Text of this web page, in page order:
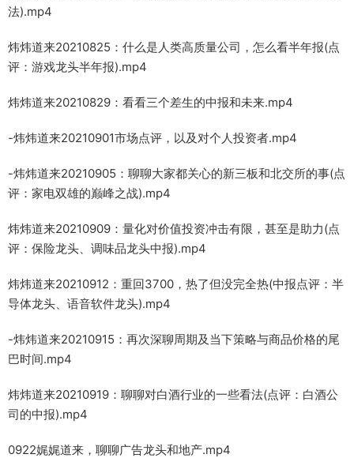
法).mp4
炜炜道来20210825：什么是人类高质量公司，怎么看半年报(点
评：游戏龙头半年报).mp4
炜炜道来20210829：看看三个差生的中报和未来.mp4
-炜炜道来20210901市场点评，以及对个人投资者.mp4
-炜炜道来20210905：聊聊大家都关心的新三板和北交所的事(点
评：家电双雄的巅峰之战).mp4
炜炜道来20210909：量化对价值投资冲击有限，甚至是助力(点
评：保险龙头、调味品龙头中报).mp4
炜炜道来20210912：重回3700，热了但没完全热(中报点评：半
导体龙头、语音软件龙头).mp4
-炜炜道来20210915：再次深聊周期及当下策略与商品价格的尾
巴时间.mp4
炜炜道来20210919：聊聊对白酒行业的一些看法(点评：白酒公
司的中报).mp4
0922娓娓道来，聊聊广告龙头和地产.mp4